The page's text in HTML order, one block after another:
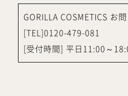
GORILLA COSMETICS お
[TEL]0120-479-081
[受付時間] 平日11:00～